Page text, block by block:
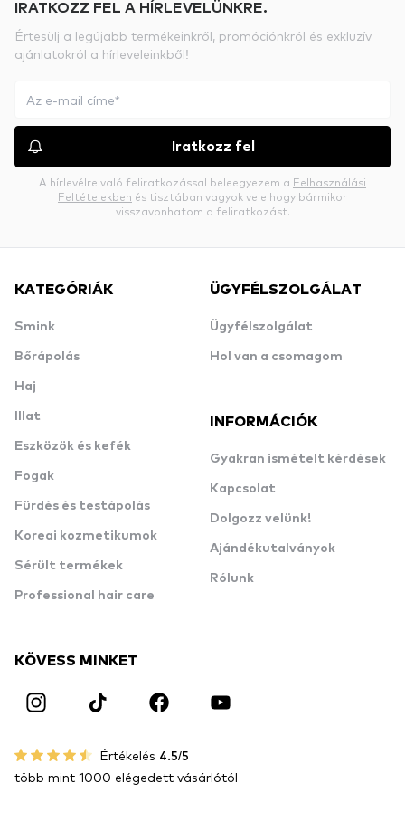
IRATKOZZ FEL A HÍRLEVELÜNKRE.
Értesülj a legújabb termékeinkről, promóciónkról és exkluzív
ajánlatokról a hírleveleinkből!
Iratkozz fel
A hírlevélre való feliratkozással beleegyezem a Felhasználási
Feltételekben és tisztában vagyok vele hogy bármikor
visszavonhatom a feliratkozást.
KATEGÓRIÁK
Smink
Bőrápolás
Haj
Illat
Eszközök és kefék
Fogak
Fürdés és testápolás
Koreai kozmetikumok
Sérült termékek
Professional hair care
ÜGYFÉLSZOLGÁLAT
Ügyfélszolgálat
Hol van a csomagom
INFORMÁCIÓK
Gyakran ismételt kérdések
Kapcsolat
Dolgozz velünk!
Ajándékutalványok
Rólunk
KÖVESS MINKET
Értékelés 4.5/5
több mint 1000 elégedett vásárlótól